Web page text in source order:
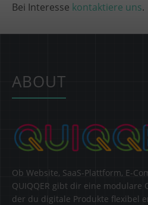
Bei Interesse kontaktiere uns.
ABOUT
Ob Website, SaaS-Plattform, E-
QUIQQER gibt dir eine modulare
der du digitale Produkte flexibel